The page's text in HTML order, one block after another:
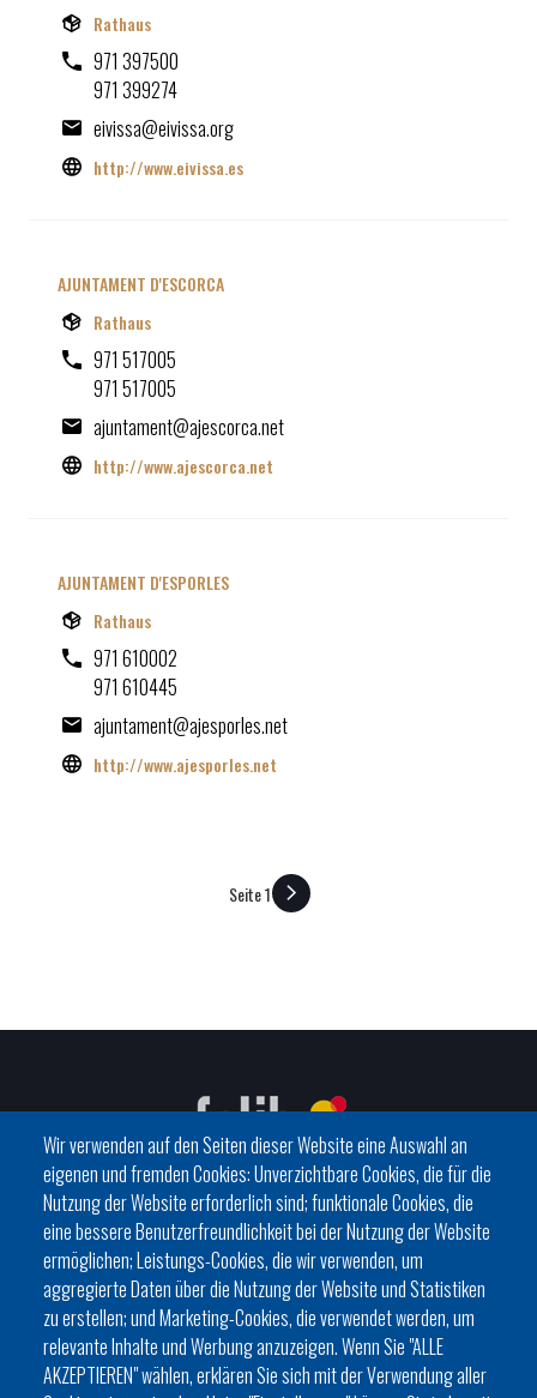
Rathaus
971 397500
971 399274
eivissa@eivissa.org
http://www.eivissa.es
AJUNTAMENT D'ESCORCA
Rathaus
971 517005
971 517005
ajuntament@ajescorca.net
http://www.ajescorca.net
AJUNTAMENT D'ESPORLES
Rathaus
971 610002
971 610445
ajuntament@ajesporles.net
http://www.ajesporles.net
Seite 1
Wir verwenden auf den Seiten dieser Website eine Auswahl an
eigenen und fremden Cookies: Unverzichtbare Cookies, die für die
Nutzung der Website erforderlich sind; funktionale Cookies, die
eine bessere Benutzerfreundlichkeit bei der Nutzung der Website
ermöglichen; Leistungs-Cookies, die wir verwenden, um
aggregierte Daten über die Nutzung der Website und Statistiken
zu erstellen; und Marketing-Cookies, die verwendet werden, um
relevante Inhalte und Werbung anzuzeigen. Wenn Sie "ALLE
AKZEPTIEREN" wählen, erklären Sie sich mit der Verwendung aller
C/ del General Riera, 111 07010 Palma
Phone 971 760911 - Fax 971 763102